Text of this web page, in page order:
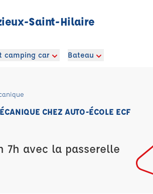
Saint-Hilaire
camping car Bateau
CHEZ AUTO-ÉCOLE ECF
7h avec la passerelle